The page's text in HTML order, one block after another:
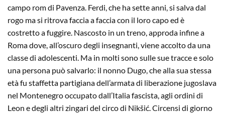
campo rom di Pavenza. Ferdi, che ha sette anni, si salva dal
rogo ma si ritrova faccia a faccia con il loro capo ed è
costretto a fuggire. Nascosto in un treno, approda infine a
Roma dove, all’oscuro degli insegnanti, viene accolto da una
classe di adolescenti. Ma in molti sono sulle sue tracce e solo
una persona può salvarlo: il nonno Dugo, che alla sua stessa
età fu staffetta partigiana dell’armata di liberazione jugoslava
nel Montenegro occupato dall’Italia fascista, agli ordini di
Leon e degli altri zingari del circo di Nikšić. Circensi di giorno